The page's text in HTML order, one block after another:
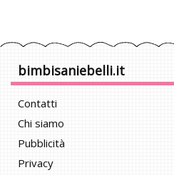
bimbisaniebelli.it
Contatti
Chi siamo
Pubblicità
Privacy